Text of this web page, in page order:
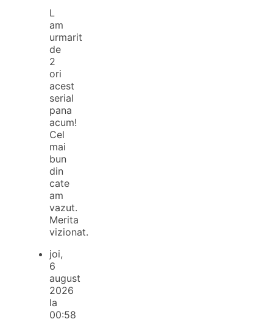
L
am
urmarit
de
2
ori
acest
serial
pana
acum!
Cel
mai
bun
din
cate
am
vazut.
Merita
vizionat.
joi,
6
august
2026
la
00:58